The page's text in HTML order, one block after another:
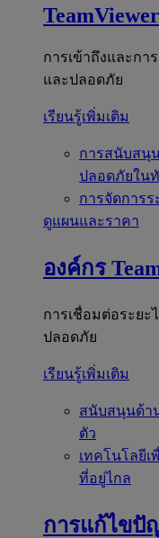
การเข้าถึงและกา
และปลอดภัย
เรียนรู้เพิ่มเติม
การสนับสนุ
ปลอดภัยใน
การจัดการร
ดูแผนและราคา
องค์กร
การเชื่อมต่อระยะ
ปลอดภัย
เรียนรู้เพิ่มเติม
สนับสนุนด้า
ตัว
เทคโนโลยีเ
ที่อยู่ไกล
การแก้ไขปั